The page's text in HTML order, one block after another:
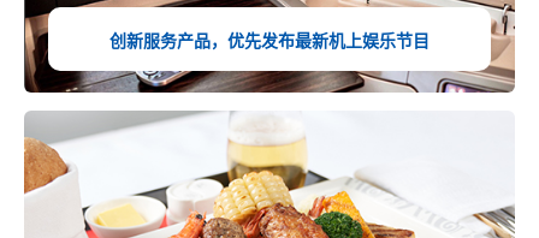
创新服务产品，优先发布最新机上娱乐节目